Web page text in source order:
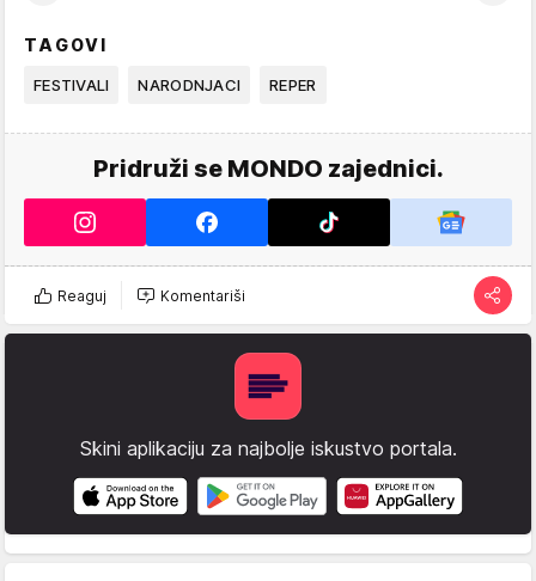
TAGOVI
FESTIVALI NARODNJACI REPER
Pridruži se MONDO zajednici.
Reaguj Komentariši
Skini aplikaciju za najbolje iskustvo portala.